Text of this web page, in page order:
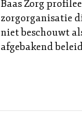
Baas Zorg
zorgorganisatie
niet beschouwt
afgebakend